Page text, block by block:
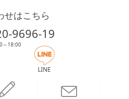
せはこちら
9696-19
～18:00
LINE